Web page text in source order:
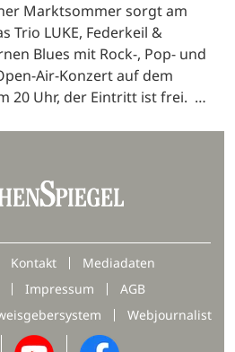
Marktsommer sorgt am
Trio LUKE, Federkeil &
Blues mit Rock-, Pop- und
Air-Konzert auf dem
20 Uhr, der Eintritt ist frei. …
Kontakt
Mediadaten
Impressum
AGB
Webjournalist